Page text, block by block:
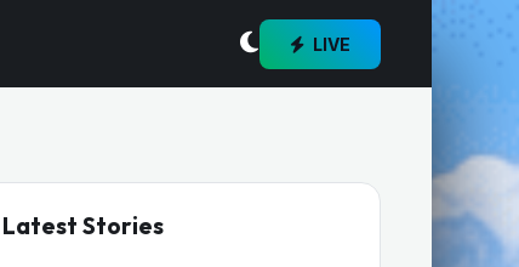
LIVE
Latest Stories